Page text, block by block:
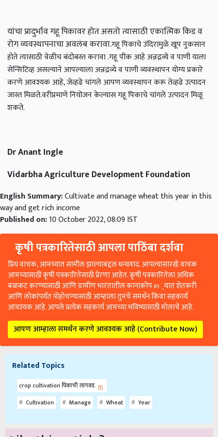
यांचा प्रादुर्भाव गहू पिकावर होत असतो त्यासाठी एकात्मिक किड व
रोग व्यवस्थापनाचा अवलंब करावा.गहू पिकाचे उंदिरामुळे खूप नुकसान
होते त्यासाठी वेळीच बंदोबस्त करावा .गहू पीक आहे अन्नद्रव्ये व पाणी याला
सेन्सिटिव्ह असल्याने आपल्याला अन्नद्रव्ये व पाणी व्यवस्थापन योग्य प्रकारे
करणे आवश्यक आहे, जेव्हढे चांगले आपण व्यवस्थापन करू तेव्हढे उत्पादन
जास्त मिळते.वरीप्रमाणे नियोजन केल्यास गहू पिकाचे चांगले उत्पादन मिळू
शकते.
Dr Anant Ingle
Vidarbha Agriculture Development Foundation
English Summary:Cultivate and manage wheat this year in this
way and get rich income
Published on:10 October 2022, 08:09 IST
कृषी पत्रकारितेसाठी आपला पाठिंबा दर्शवा
प्रिय वाचक, आमच्यात सामील झाल्याबद्दल धन्यवाद. आपल्यासारखे वाचक
आमच्यासाठी कृषी पत्रकारितेसाठी प्रेरणा आहेत. कृषी पत्रकारितेला अधिक
बळकट करण्यासाठी आणि ग्रामीण भारतातील कानाकोप in्यात शेतकरी
आणि लोकांपर्यंत पोहोचण्यासाठी आम्हाला तुमचे समर्थन किंवा सहकार्य
आवश्यक आहे. आपले प्रत्येक सहकार्य आमच्या भविष्यासाठी मोलाचे आहे.
आपण आम्हाला समर्थन करणे आवश्यक आहे (Contribute Now)
Related Topics
crop cultivation पिकाची लागवड
Cultivation
Manage Wheat Year